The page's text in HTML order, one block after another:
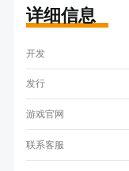
详细信息
开发
发行
游戏官网
联系客服